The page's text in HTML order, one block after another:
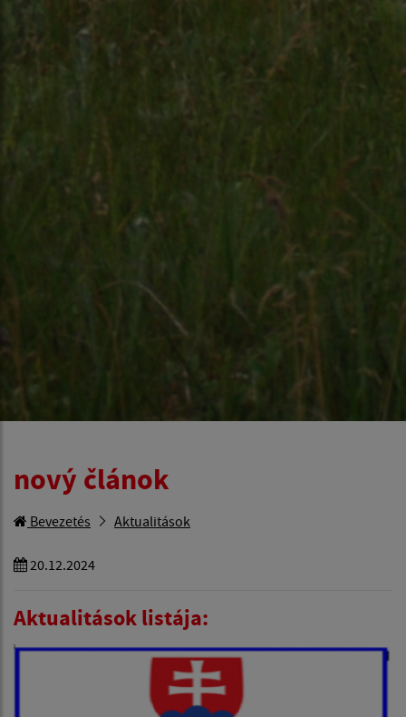
nový článok
Bevezetés Aktualitások
20.12.2024
Aktualitások listája: